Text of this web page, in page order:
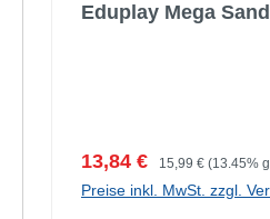
Eduplay Mega
Verkaufspreis:
13,84 € Regulärer Preis:
15,99 € (13.45%
Preise inkl. MwSt. zzgl.